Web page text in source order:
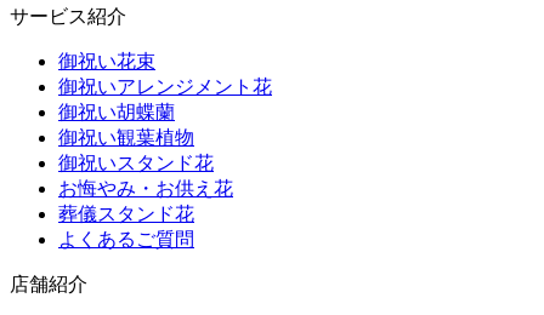
サービス紹介
御祝い花束
御祝いアレンジメント花
御祝い胡蝶蘭
御祝い観葉植物
御祝いスタンド花
お悔やみ・お供え花
葬儀スタンド花
よくあるご質問
店舗紹介